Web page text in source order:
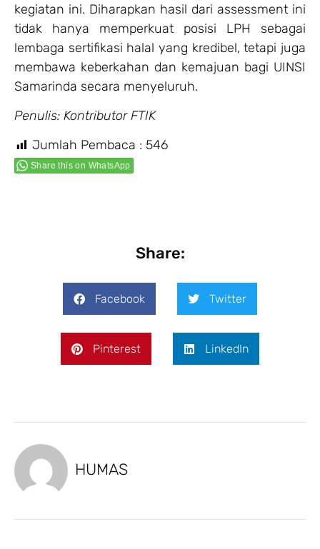
kegiatan ini. Diharapkan hasil dari assessment ini
tidak hanya memperkuat posisi LPH sebagai
lembaga sertifikasi halal yang kredibel, tetapi juga
membawa keberkahan dan kemajuan bagi UINSI
Samarinda secara menyeluruh.
Penulis: Kontributor FTIK
Jumlah Pembaca : 546
Share this on WhatsApp
Share:
Facebook Twitter
Pinterest LinkedIn
HUMAS